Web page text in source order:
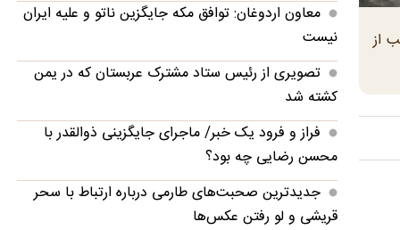
۲۰۰ میلیون مترمکعب از
معاون اردوغان: توافق مکه جایگزین ناتو و علیه ایران
نیست
تصویری از رئیس ستاد مشترک عربستان که در یمن
کشته شد
فراز و فرود یک خبر/ ماجرای جایگزینی ذوالقدر با
محسن رضایی چه بود؟
جدیدترین صحبت‌های طارمی درباره ارتباط با سحر
قریشی و لو رفتن عکس‌ها